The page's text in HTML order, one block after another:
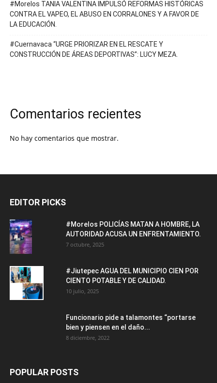
#Morelos TANIA VALENTINA IMPULSÓ REFORMAS HISTÓRICAS
CONTRA EL VAPEO, EL ABUSO EN CORRALONES Y A FAVOR DE
LA EDUCACIÓN.
#Cuernavaca “URGE PRIORIZAR EN EL RESCATE Y
CONSTRUCCIÓN DE ÁREAS DEPORTIVAS”: LUCY MEZA.
Comentarios recientes
No hay comentarios que mostrar.
EDITOR PICKS
#Morelos POLICÍAS MATAN A HOMBRE, LA
AUTORIDAD ACUSA UN ENFRENTAMIENTO.
7 octubre, 2025
#Jiutepec AGUA DEL MUNICIPIO CIEN POR
CIENTO POTABLE Y DE CALIDAD.
10 julio, 2025
Funcionario pide a talamontes “portarse
bien y piensen en el daño...
8 diciembre, 2022
POPULAR POSTS